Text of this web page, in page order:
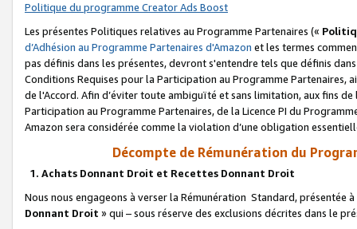
Politique du programme Creator Ads Boost
Les présentes Politiques relatives au Programme Partenaires («
d’Adhésion au Programme Partenaires d'Amazon et les termes
pas définis dans les présentes, devront s'entendre tels que définis
Conditions Requises pour la Participation au Programme Partenaires,
de l'Accord. Afin d’éviter toute ambiguïté et sans limitation, aux fins
Participation au Programme Partenaires, de la Licence PI du
Amazon sera considérée comme la violation d’une obligation
Décompte de Rémunération du
1. Achats Donnant Droit et Recettes Donnant Droit
Nous nous engageons à verser la Rémunération Standard, présentée
Donnant Droit » qui – sous réserve des exclusions décrites dans le